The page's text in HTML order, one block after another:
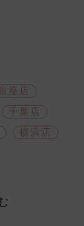
座店
千葉店
横浜店